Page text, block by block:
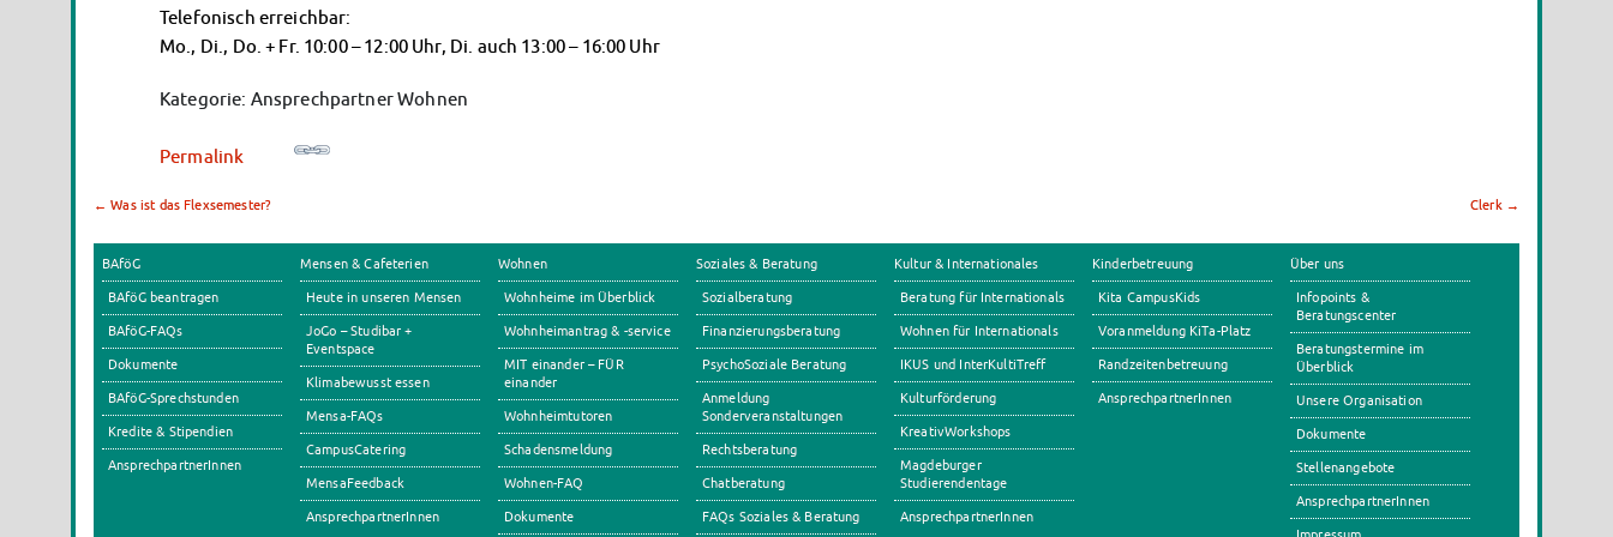
Telefonisch erreichbar:
Mo., Di., Do. + Fr. 10:00 – 12:00 Uhr, Di. auch 13:00 – 16:00 Uhr
Kategorie: Ansprechpartner Wohnen
Permalink
← Was ist das Flexsemester? Clerk →
BAföG
BAföG beantragen
BAföG-FAQs
Dokumente
BAföG-Sprechstunden
Kredite & Stipendien
AnsprechpartnerInnen
Mensen & Cafeterien
Heute in unseren Mensen
JoGo – Studibar +
Eventspace
Klimabewusst essen
Mensa-FAQs
CampusCatering
MensaFeedback
AnsprechpartnerInnen
Wohnen
Wohnheime im Überblick
Wohnheimantrag & -service
MIT einander – FÜR
einander
Wohnheimtutoren
Schadensmeldung
Wohnen-FAQ
Dokumente
Soziales & Beratung
Sozialberatung
Finanzierungsberatung
PsychoSoziale Beratung
Anmeldung
Sonderveranstaltungen
Rechtsberatung
Chatberatung
FAQs Soziales & Beratung
Kultur & Internationales
Beratung für Internationals
Wohnen für Internationals
IKUS und InterKultiTreff
Kulturförderung
KreativWorkshops
Magdeburger
Studierendentage
AnsprechpartnerInnen
Kinderbetreuung
Kita CampusKids
Voranmeldung KiTa-Platz
Randzeitenbetreuung
AnsprechpartnerInnen
Über uns
Infopoints &
Beratungscenter
Beratungstermine im
Überblick
Unsere Organisation
Dokumente
Stellenangebote
AnsprechpartnerInnen